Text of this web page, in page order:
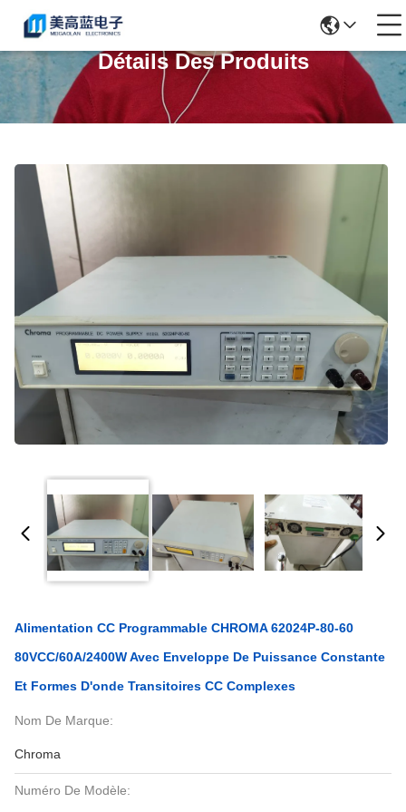
Détails Des Produits
Alimentation CC Programmable CHROMA 62024P-80-60
80VCC/60A/2400W Avec Enveloppe De Puissance Constante
Et Formes D'onde Transitoires CC Complexes
Nom De Marque:
Chroma
Numéro De Modèle: